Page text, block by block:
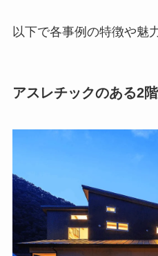
以下で各事例の特徴や魅
アスレチックのある2